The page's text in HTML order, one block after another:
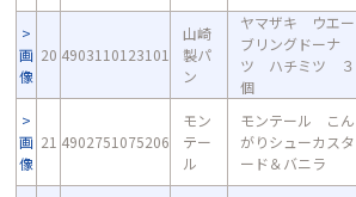
画
像
20 4903110123101
山崎
製パ
ン
ヤマザキ ウエー
ブリングドーナ
ツ ハチミツ ３
個
画
像
21 4902751075206
モン
テー
ル
モンテール こん
がりシューカスタ
ード＆バニラ